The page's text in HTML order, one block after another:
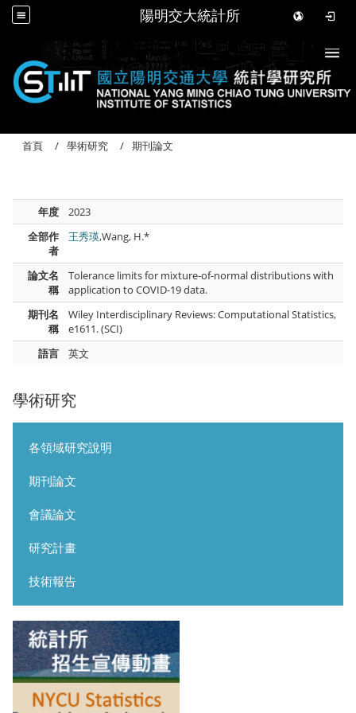
陽明交大統計所
學術研究
各領域研究說明
期刊論文
會議論文
研究計畫
技術報告
首頁 學術研究 期刊論文
年度
2023
全部作
者
王秀瑛,Wang, H.*
論文名
稱
Tolerance limits for mixture-of-normal distributions with
application to COVID-19 data.
期刊名
稱
Wiley Interdisciplinary Reviews: Computational Statistics,
e1611. (SCI)
語言
英文